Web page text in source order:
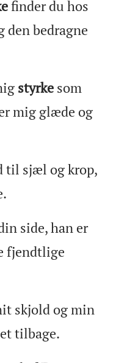
finder du hos
den bedragne
styrke som
mig glæde og
til sjæl og krop,
side, han er
fjendtlige
skjold og min
tilbage.